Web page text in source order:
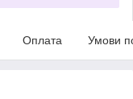
Оплата Умови